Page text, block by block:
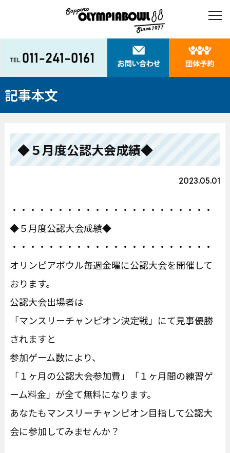
記事本文
◆５月度公認大会成績◆
2023.05.01
・・・・・・・・・・・・・・・・・・・・・・
◆５月度公認大会成績◆
・・・・・・・・・・・・・・・・・・・・・・
オリンピアボウル毎週金曜に公認大会を開催して
おります。
公認大会出場者は
「マンスリーチャンピオン決定戦」にて見事優勝
されますと
参加ゲーム数により、
「１ヶ月の公認大会参加費」「１ヶ月間の練習ゲ
ーム料金」が全て無料になります。
あなたもマンスリーチャンピオン目指して公認大
会に参加してみませんか？